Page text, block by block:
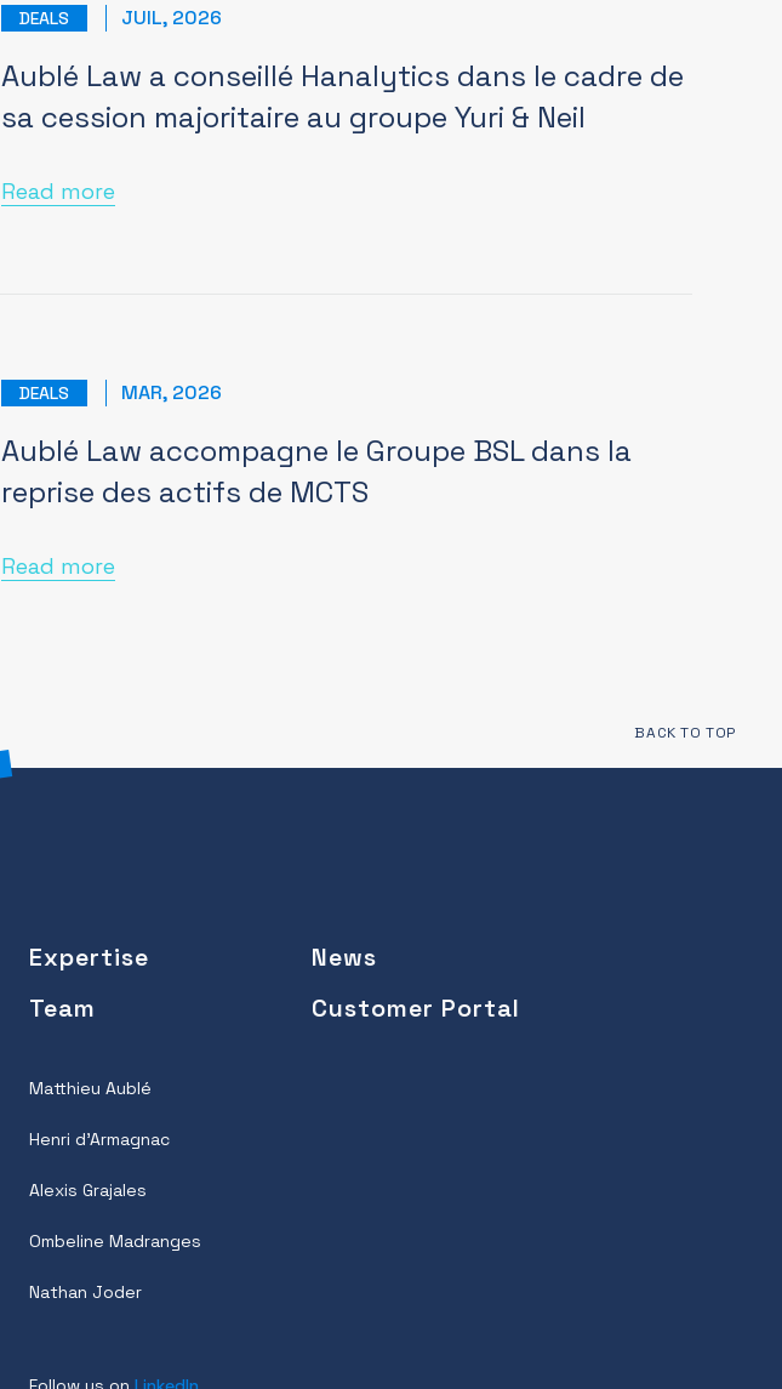
DEALS JUIL, 2026
Aublé Law a conseillé Hanalytics dans le cadre de
sa cession majoritaire au groupe Yuri & Neil
Read more
DEALS MAR, 2026
Aublé Law accompagne le Groupe BSL dans la
reprise des actifs de MCTS
Read more
BACK TO TOP
Expertise
News
Team
Customer Portal
Matthieu Aublé
Henri d’Armagnac
Alexis Grajales
Ombeline Madranges
Nathan Joder